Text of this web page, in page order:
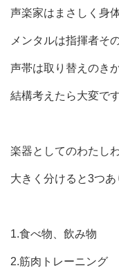
声楽家はまさしく身
メンタルは指揮者そ
声帯は取り替えのき
結構考えたら大変です
楽器としてのわたし
大きく分けると3つあ
1.食べ物、飲み物
2.筋肉トレーニング